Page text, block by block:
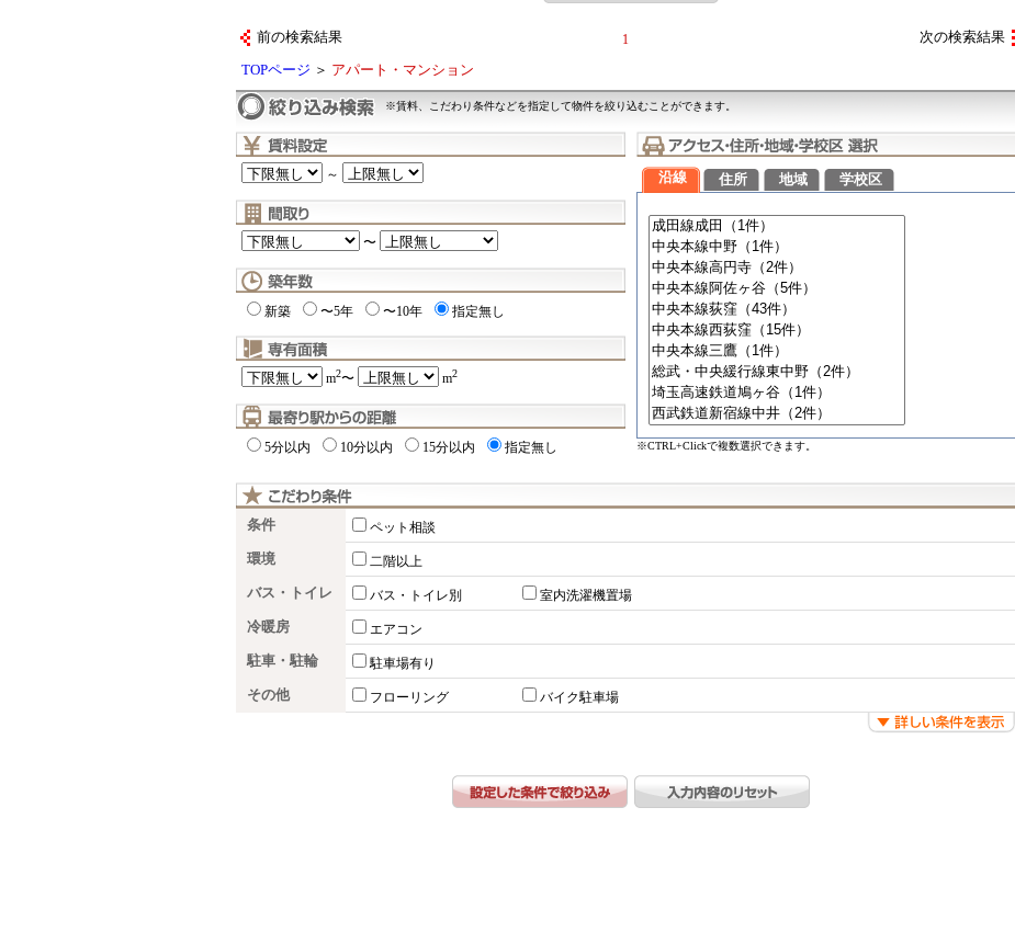
前の検索結果 1 次の検索結果
TOPページ ＞ アパート・マンション
※賃料、こだわり条件などを指定して物件を絞り込むことができます。
～
〜
新築 〜5年 〜10年 指定無し
m2〜 m2
5分以内 10分以内 15分以内 指定無し
沿線 住所 地域 学校区
※CTRL+Clickで複数選択できます。
条件 ペット相談
環境 二階以上
バス・トイレ バス・トイレ別 室内洗濯機置場
冷暖房 エアコン
駐車・駐輪 駐車場有り
その他 フローリング バイク駐車場